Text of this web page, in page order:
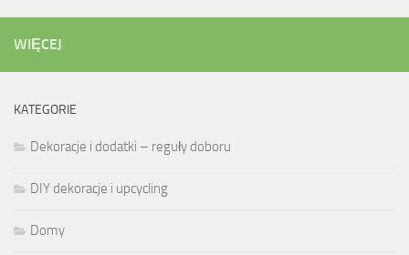
WIĘCEJ
KATEGORIE
Dekoracje i dodatki – reguły doboru
DIY dekoracje i upcycling
Domy